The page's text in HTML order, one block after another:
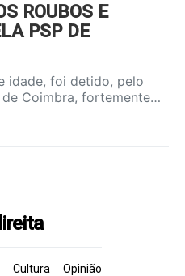
ROUBOS E
PSP DE
idade, foi detido, pelo
Coimbra, fortemente…
Cultura Opinião